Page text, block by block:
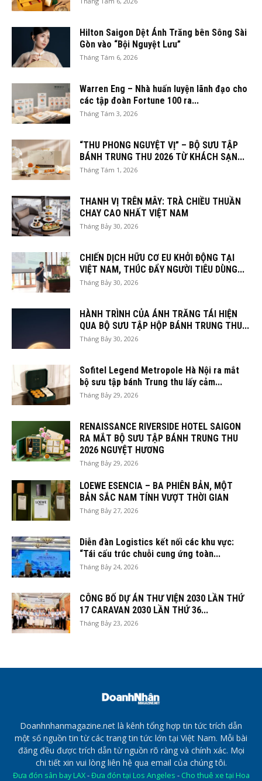
Hilton Saigon Dệt Ánh Trăng bên Sông Sài
Gòn vào “Bội Nguyệt Lưu”
Tháng Tám 6, 2026
Warren Eng – Nhà huấn luyện lãnh đạo cho
các tập đoàn Fortune 100 ra...
Tháng Tám 3, 2026
“THU PHONG NGUYỆT VỊ” – BỘ SƯU TẬP
BÁNH TRUNG THU 2026 TỪ KHÁCH SẠN...
Tháng Tám 1, 2026
THANH VỊ TRÊN MÂY: TRÀ CHIỀU THUẦN
CHAY CAO NHẤT VIỆT NAM
Tháng Bảy 30, 2026
CHIẾN DỊCH HỮU CƠ EU KHỞI ĐỘNG TẠI
VIỆT NAM, THÚC ĐẨY NGƯỜI TIÊU DÙNG...
Tháng Bảy 30, 2026
HÀNH TRÌNH CỦA ÁNH TRĂNG TÁI HIỆN
QUA BỘ SƯU TẬP HỘP BÁNH TRUNG THU...
Tháng Bảy 30, 2026
Sofitel Legend Metropole Hà Nội ra mắt
bộ sưu tập bánh Trung thu lấy cảm...
Tháng Bảy 29, 2026
RENAISSANCE RIVERSIDE HOTEL SAIGON
RA MẮT BỘ SƯU TẬP BÁNH TRUNG THU
2026 NGUYỆT HƯƠNG
Tháng Bảy 29, 2026
LOEWE ESENCIA – BA PHIÊN BẢN, MỘT
BẢN SẮC NAM TÍNH VƯỢT THỜI GIAN
Tháng Bảy 27, 2026
Diễn đàn Logistics kết nối các khu vực:
“Tái cấu trúc chuỗi cung ứng toàn...
Tháng Bảy 24, 2026
CÔNG BỐ DỰ ÁN THƯ VIỆN 2030 LẦN THỨ
17 CARAVAN 2030 LẦN THỨ 36...
Tháng Bảy 23, 2026
Doanhnhanmagazine.net là kênh tổng hợp tin tức trích dẫn
một số nguồn tin từ các trang tin tức lớn tại Việt Nam. Mỗi bài
đăng đều được trích dẫn từ nguồn rõ ràng và chính xác. Mọi
chi tiết xin vui lòng liên hệ qua email của chúng tôi.
Đưa đón sân bay LAX-Đưa đón tại Los Angeles - Cho thuê xe tại Hoa